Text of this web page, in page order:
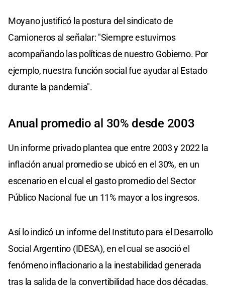
Moyano justificó la postura del sindicato de
Camioneros al señalar: "Siempre estuvimos
acompañando las políticas de nuestro Gobierno. Por
ejemplo, nuestra función social fue ayudar al Estado
durante la pandemia".
Anual promedio al 30% desde 2003
Un informe privado plantea que entre 2003 y 2022 la
inflación anual promedio se ubicó en el 30%, en un
escenario en el cual el gasto promedio del Sector
Público Nacional fue un 11% mayor a los ingresos.
Así lo indicó un informe del Instituto para el Desarrollo
Social Argentino (IDESA), en el cual se asoció el
fenómeno inflacionario a la inestabilidad generada
tras la salida de la convertibilidad hace dos décadas.